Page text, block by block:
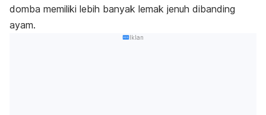
domba memiliki lebih banyak lemak jenuh dibanding
ayam.
Iklan